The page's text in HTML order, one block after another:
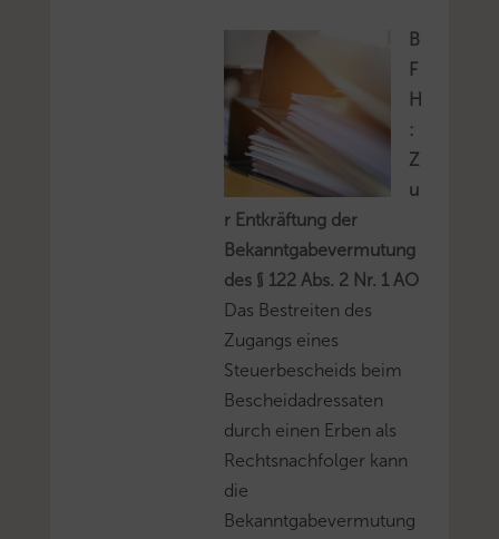
B
F
H
:
Z
u
r Entkräftung der
Bekanntgabevermutung
des § 122 Abs. 2 Nr. 1 AO
Das Bestreiten des
Zugangs eines
Steuerbescheids beim
Bescheidadressaten
durch einen Erben als
Rechtsnachfolger kann
die
Bekanntgabevermutung